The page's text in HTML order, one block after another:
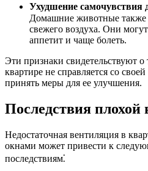
Ухудшение
Домашние животные также
свежего воздуха. Они
аппетит и чаще болеть.
Эти признаки свидетельствуют о
квартире не справляется со
принять меры для ее улучшения.
Последствия плохой
Недостаточная вентиляция в
окнами может привести к
последствиям⁚